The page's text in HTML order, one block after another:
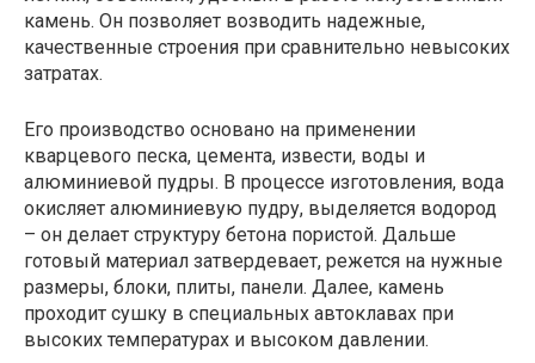
камень. Он позволяет возводить надежные,
качественные строения при сравнительно невысоких
затратах.
Его производство основано на применении
кварцевого песка, цемента, извести, воды и
алюминиевой пудры. В процессе изготовления, вода
окисляет алюминиевую пудру, выделяется водород
– он делает структуру бетона пористой. Дальше
готовый материал затвердевает, режется на нужные
размеры, блоки, плиты, панели. Далее, камень
проходит сушку в специальных автоклавах при
высоких температурах и высоком давлении.